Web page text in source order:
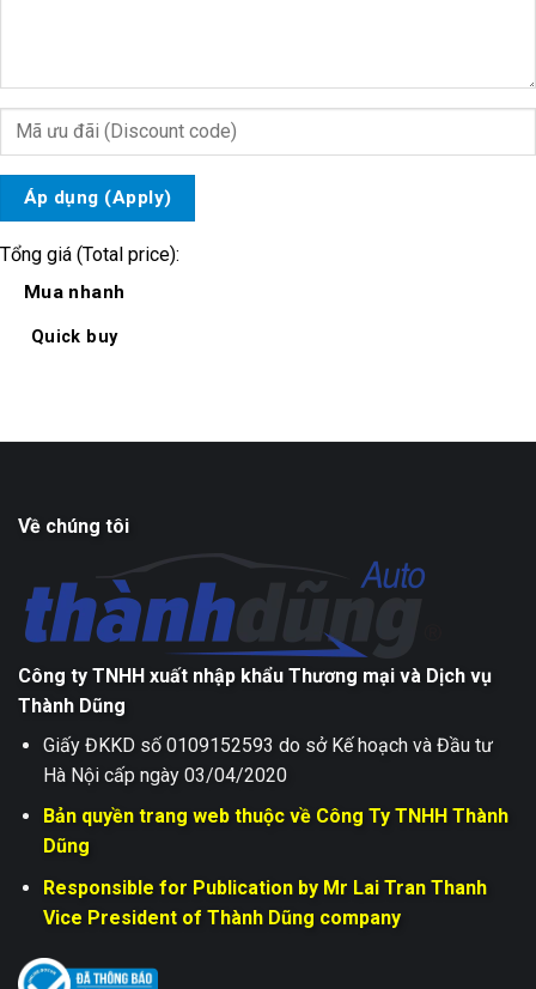
Áp dụng (Apply)
Tổng giá (Total price):
Mua nhanh
Quick buy
Về chúng tôi
Công ty TNHH xuất nhập khẩu Thương mại và Dịch vụ
Thành Dũng
Giấy ĐKKD số 0109152593 do sở Kế hoạch và Đầu tư
Hà Nội cấp ngày 03/04/2020
Bản quyền trang web thuộc về Công Ty TNHH Thành
Dũng
Responsible for Publication by Mr Lai Tran Thanh
Vice President of Thành Dũng company